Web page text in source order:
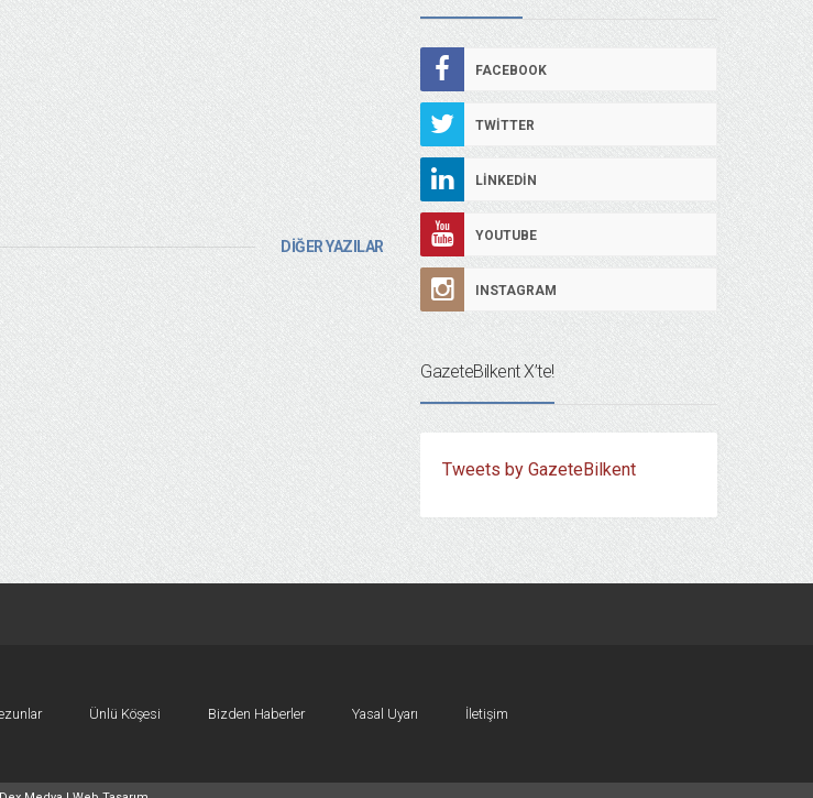
DİĞER YAZILAR
FACEBOOK
TWITTER
LINKEDIN
YOUTUBE
INSTAGRAM
GazeteBilkent X’te!
Tweets by GazeteBilkent
Ünlü Köşesi Bizden Haberler Yasal Uyarı İletişim